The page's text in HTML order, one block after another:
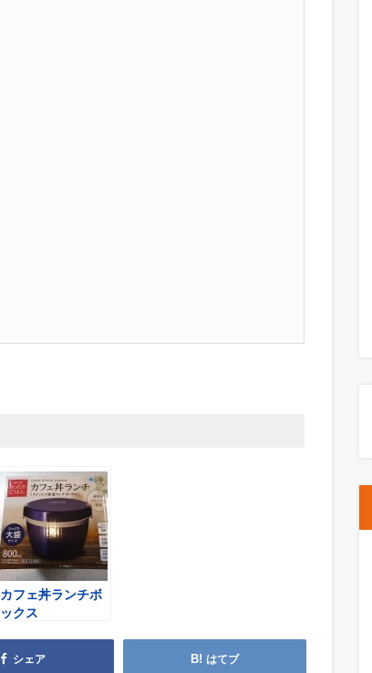
カフェ丼ランチボ
ックス
シェア はてブ